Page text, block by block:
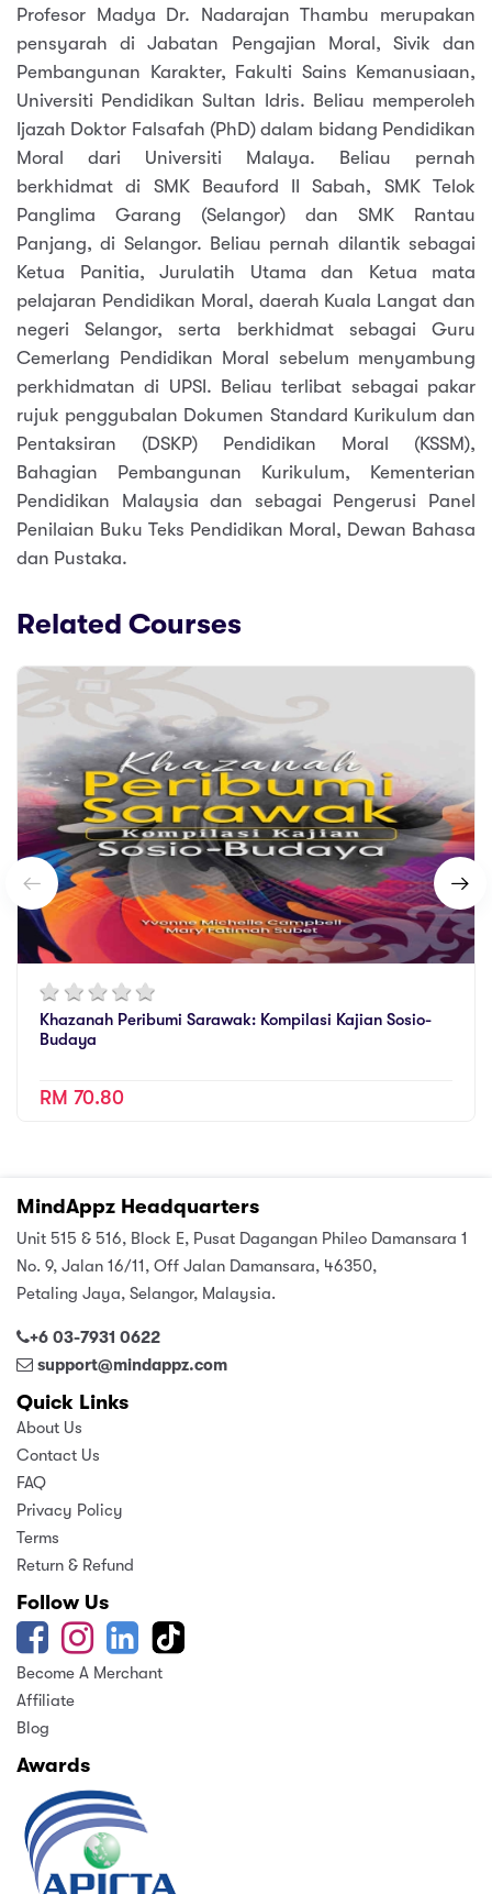
Profesor Madya Dr. Nadarajan Thambu merupakan
pensyarah di Jabatan Pengajian Moral, Sivik dan
Pembangunan Karakter, Fakulti Sains Kemanusiaan,
Universiti Pendidikan Sultan Idris. Beliau memperoleh
Ijazah Doktor Falsafah (PhD) dalam bidang Pendidikan
Moral dari Universiti Malaya. Beliau pernah
berkhidmat di SMK Beauford II Sabah, SMK Telok
Panglima Garang (Selangor) dan SMK Rantau
Panjang, di Selangor. Beliau pernah dilantik sebagai
Ketua Panitia, Jurulatih Utama dan Ketua mata
pelajaran Pendidikan Moral, daerah Kuala Langat dan
negeri Selangor, serta berkhidmat sebagai Guru
Cemerlang Pendidikan Moral sebelum menyambung
perkhidmatan di UPSI. Beliau terlibat sebagai pakar
rujuk penggubalan Dokumen Standard Kurikulum dan
Pentaksiran (DSKP) Pendidikan Moral (KSSM),
Bahagian Pembangunan Kurikulum, Kementerian
Pendidikan Malaysia dan sebagai Pengerusi Panel
Penilaian Buku Teks Pendidikan Moral, Dewan Bahasa
dan Pustaka.
Related Courses
Khazanah Peribumi Sarawak: Kompilasi Kajian Sosio-
Budaya
RM 70.80
MindAppz Headquarters
Unit 515 & 516, Block E, Pusat Dagangan Phileo Damansara 1
No. 9, Jalan 16/11, Off Jalan Damansara, 46350,
Petaling Jaya, Selangor, Malaysia.
+6 03-7931 0622
support@mindappz.com
Quick Links
About Us
Contact Us
FAQ
Privacy Policy
Terms
Return & Refund
Follow Us
Become A Merchant
Affiliate
Blog
Awards